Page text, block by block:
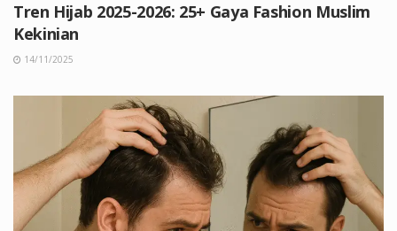
Tren Hijab 2025-2026: 25+ Gaya Fashion Muslim
Kekinian
14/11/2025